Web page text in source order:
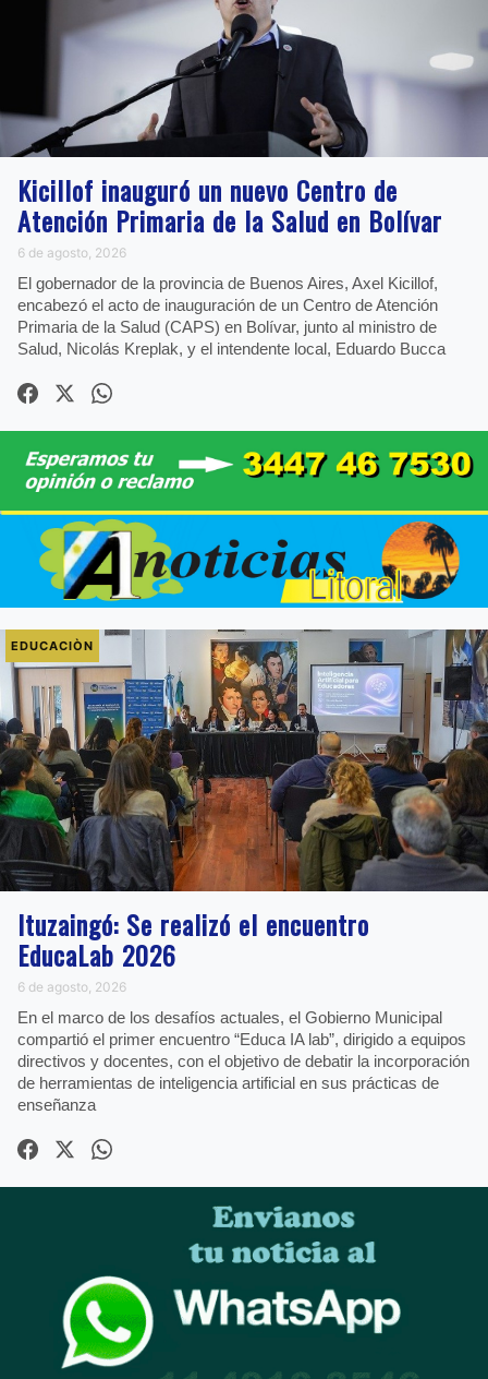
Kicillof inauguró un nuevo Centro de
Atención Primaria de la Salud en Bolívar
6 de agosto, 2026
El gobernador de la provincia de Buenos Aires, Axel Kicillof,
encabezó el acto de inauguración de un Centro de Atención
Primaria de la Salud (CAPS) en Bolívar, junto al ministro de
Salud, Nicolás Kreplak, y el intendente local, Eduardo Bucca
EDUCACIÒN
Ituzaingó: Se realizó el encuentro
EducaLab 2026
6 de agosto, 2026
En el marco de los desafíos actuales, el Gobierno Municipal
compartió el primer encuentro “Educa IA lab”, dirigido a equipos
directivos y docentes, con el objetivo de debatir la incorporación
de herramientas de inteligencia artificial en sus prácticas de
enseñanza